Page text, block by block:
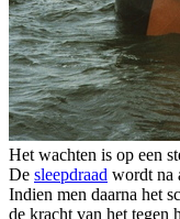
Het wachten is op een
De sleepdraad wordt na
Indien men daarna het
de kracht van het tegen